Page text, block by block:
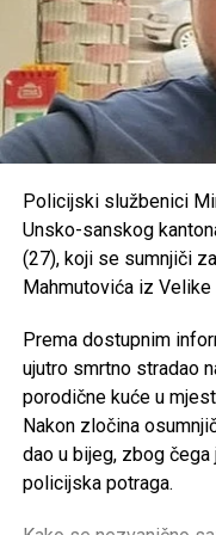
KBV “Gard” –
Sanski Most –
Konjički klub
RK “Sana 7” –
OKK “Sana” –
SPD “Mulež” –
SRD “Devet
AK “Sana” –
Fitness klub
Judo klub
Karate klub
ŽOK “Sana” –
Izvror:https://
primanja-izazvao-
traze-vece-place-i-
OVDJE možete vidjeti
javnom sektoru
https://
javnom-sektoru/
Policijski službenici
Unsko-sanskog
(27), koji se sumnjiči
Mahmutovića iz Velike
Prema dostupnim
ujutro smrtno stradao
porodične kuće u
Nakon zločina
dao u bijeg, zbog
policijska potraga.